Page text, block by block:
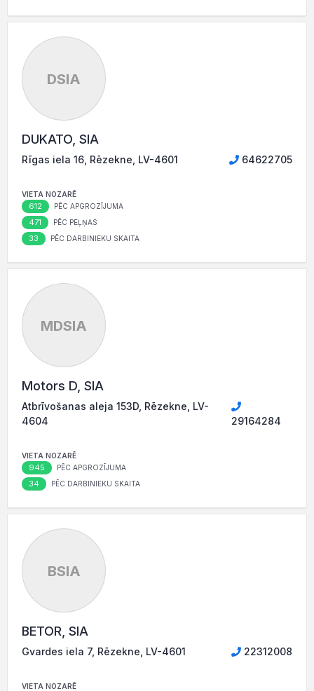
DSIA
DUKATO, SIA
Rīgas iela 16, Rēzekne, LV-4601 64622705
VIETA NOZARĒ
612 PĒC APGROZĪJUMA
471 PĒC PEĻŅAS
33 PĒC DARBINIEKU SKAITA
MDSIA
Motors D, SIA
Atbrīvošanas aleja 153D, Rēzekne, LV-
4604
29164284
VIETA NOZARĒ
945 PĒC APGROZĪJUMA
34 PĒC DARBINIEKU SKAITA
BSIA
BETOR, SIA
Gvardes iela 7, Rēzekne, LV-4601 22312008
VIETA NOZARĒ